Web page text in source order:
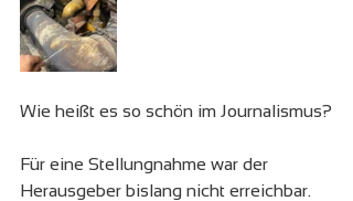
Wie heißt es so schön im Journalismus?
Für eine Stellungnahme war der
Herausgeber bislang nicht erreichbar.